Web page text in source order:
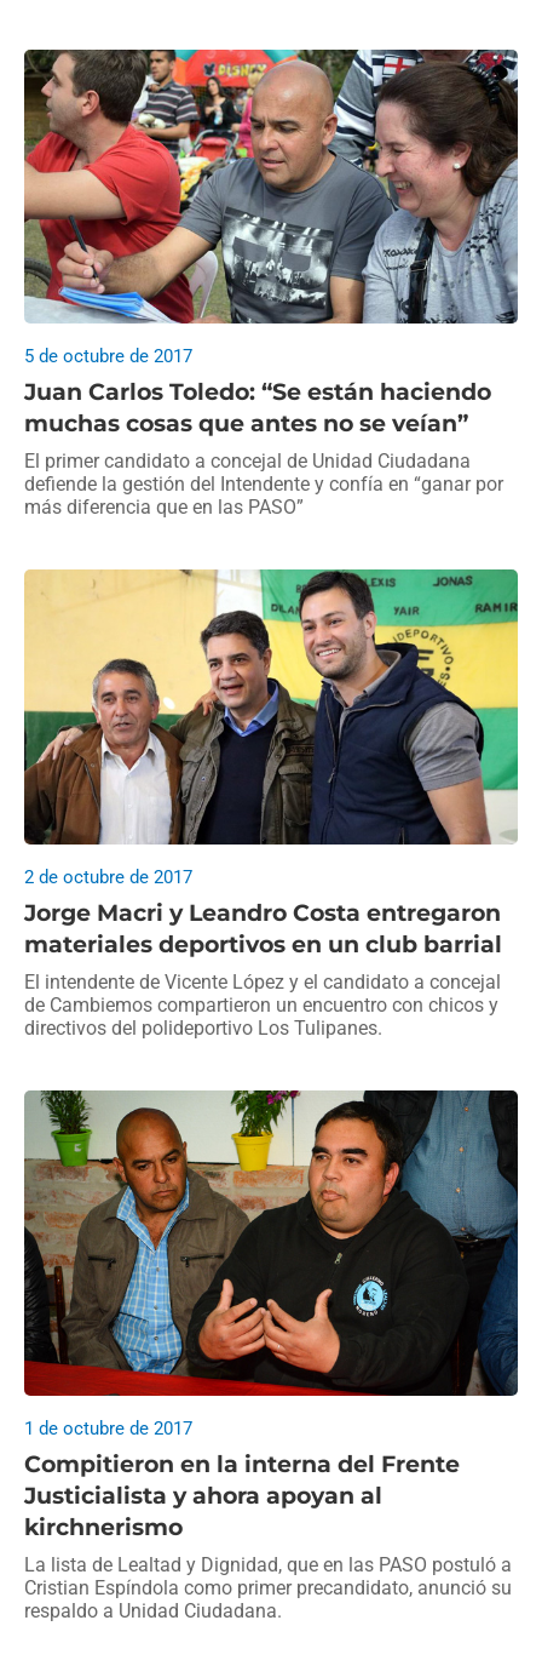
Juan Carlos Toledo: “Se están haciendo
muchas cosas que antes no se veían”
5 de octubre de 2017
El primer candidato a concejal de Unidad Ciudadana
defiende la gestión del Intendente y confía en “ganar por
más diferencia que en las PASO”
Jorge Macri y Leandro Costa entregaron
materiales deportivos en un club barrial
2 de octubre de 2017
El intendente de Vicente López y el candidato a concejal
de Cambiemos compartieron un encuentro con chicos y
directivos del polideportivo Los Tulipanes.
Compitieron en la interna del Frente
Justicialista y ahora apoyan al
kirchnerismo
1 de octubre de 2017
La lista de Lealtad y Dignidad, que en las PASO postuló a
Cristian Espíndola como primer precandidato, anunció su
respaldo a Unidad Ciudadana.